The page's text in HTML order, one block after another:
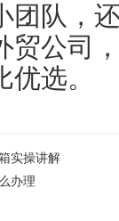
团队，
贸公司
选。
实操讲解
办理